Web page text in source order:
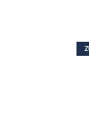
und
es jüngeren,
leichter zu
freut sich
Limbach (Katrin
fest: "Männer
sich schon
Mitternacht"